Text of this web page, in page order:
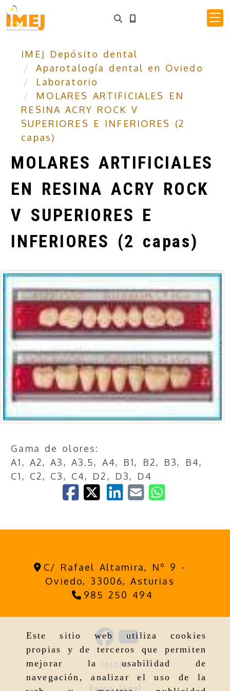
Este sitio web utiliza cookies
propias y de terceros que permiten
mejorar la usabilidad de
navegación, analizar el uso de la
IMEJ Depósito dental
Aparotalogía dental en Oviedo
Laboratorio
MOLARES ARTIFICIALES EN
RESINA ACRY ROCK V
SUPERIORES E INFERIORES (2
capas)
MOLARES ARTIFICIALES
EN RESINA ACRY ROCK
V SUPERIORES E
INFERIORES (2 capas)
Gama de olores:
A1, A2, A3, A3.5, A4, B1, B2, B3, B4,
C1, C2, C3, C4, D2, D3, D4
C/ Rafael Altamira, Nº 9 -
Oviedo, 33006,Asturias
985 250 494
Inicio
Aviso legal